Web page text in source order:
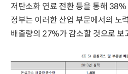
저탄소화 연료 전환 등을 통해
정부는 이러한 산업 부문에서의 노
배출량의 27%가 감소할 것으로 보